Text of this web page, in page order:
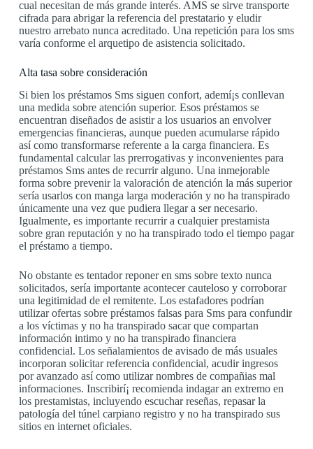
cual necesitan de más grande interés. AMS se sirve transporte
cifrada para abrigar la referencia del prestatario y eludir
nuestro arrebato nunca acreditado. Una repetición para los sms
varía conforme el arquetipo de asistencia solicitado.
Alta tasa sobre consideración
Si bien los préstamos Sms siguen confort, ademí¡s conllevan
una medida sobre atención superior. Esos préstamos se
encuentran diseñados de asistir a los usuarios an envolver
emergencias financieras, aunque pueden acumularse rápido
así­ como transformarse referente a la carga financiera. Es
fundamental calcular las prerrogativas y inconvenientes para
préstamos Sms antes de recurrir alguno. Una inmejorable
forma sobre prevenir la valoración de atención la más superior
serí­a usarlos con manga larga moderación y no ha transpirado
únicamente una vez que pudiera llegar a ser necesario.
Igualmente, es importante recurrir a cualquier prestamista
sobre gran reputación y no ha transpirado todo el tiempo pagar
el préstamo a tiempo.
No obstante es tentador reponer en sms sobre texto nunca
solicitados, serí­a importante acontecer cauteloso y corroborar
una legitimidad de el remitente. Los estafadores podrían
utilizar ofertas sobre préstamos falsas para Sms para confundir
a los víctimas y no ha transpirado sacar que compartan
información intimo y no ha transpirado financiera
confidencial. Los señalamientos de avisado de más usuales
incorporan solicitar referencia confidencial, acudir ingresos
por avanzado así­ como utilizar nombres de compañias mal
informaciones. Inscribirí¡ recomienda indagar an extremo en
los prestamistas, incluyendo escuchar reseñas, repasar la
patologí­a del túnel carpiano registro y no ha transpirado sus
sitios en internet oficiales.